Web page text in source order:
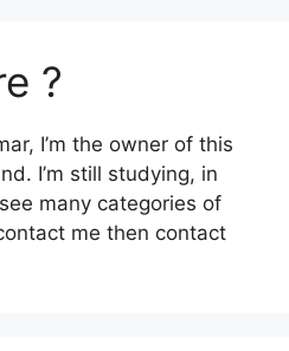
?
I’m the owner of this
I’m still studying, in
many categories of
me then contact